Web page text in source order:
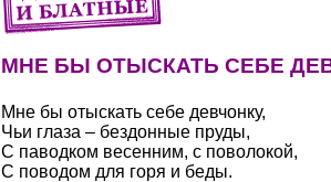
МНЕ БЫ ОТЫСКАТЬ СЕБЕ
Мне бы отыскать себе девчонку,
Чьи глаза – бездонные пруды,
С паводком весенним, с поволокой,
С поводом для горя и беды.